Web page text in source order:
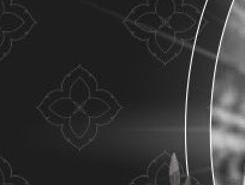
(Cookies)
Affairs
values ​​your